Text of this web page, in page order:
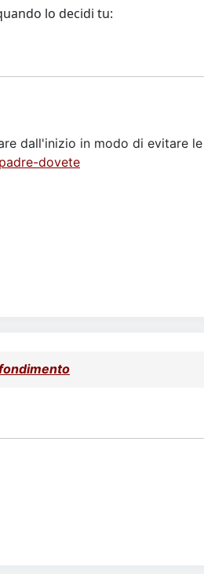
lo decidi tu:
dall'inizio in modo di evitare
dovete